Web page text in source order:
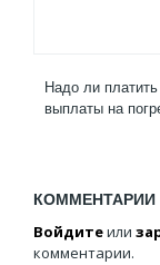
Надо ли
выплаты на
КОММЕНТАРИИ
Войдитеили
комментарии.